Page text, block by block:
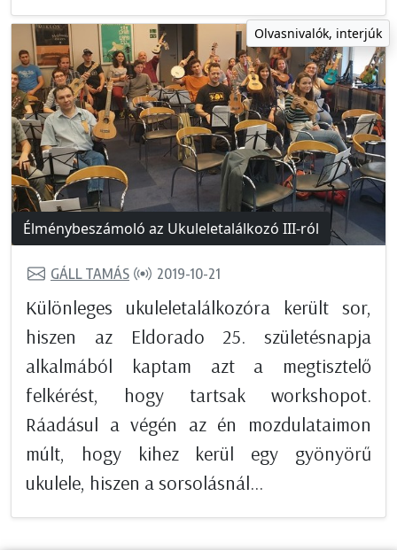
Olvasnivalók, interjúk
Élménybeszámoló az Ukuleletalálkozó III-ról
GÁLL TAMÁS 2019-10-21
Különleges ukuleletalálkozóra került sor,
hiszen az Eldorado 25. születésnapja
alkalmából kaptam azt a megtisztelő
felkérést, hogy tartsak workshopot.
Ráadásul a végén az én mozdulataimon
múlt, hogy kihez kerül egy gyönyörű
ukulele, hiszen a sorsolásnál...